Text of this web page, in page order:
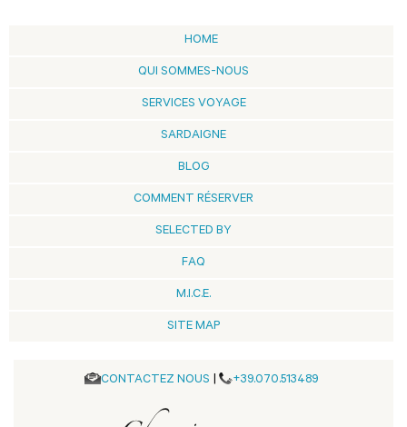
HOME
QUI SOMMES-NOUS
SERVICES VOYAGE
SARDAIGNE
BLOG
COMMENT RÉSERVER
SELECTED BY
FAQ
M.I.C.E.
SITE MAP
CONTACTEZ NOUS | +39.070.513489